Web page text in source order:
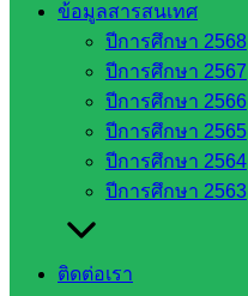
ข้อมูลสารสนเทศ
ปีการศึกษา 2568
ปีการศึกษา 2567
ปีการศึกษา 2566
ปีการศึกษา 2565
ปีการศึกษา 2564
ปีการศึกษา 2563
ติดต่อเรา
หน่วยงาน
ในจังหวัด
สระแก้ว
จังหวัด
สระแก้ว
บริหาร